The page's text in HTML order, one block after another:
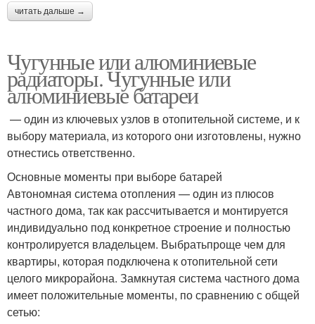
читать дальше →
Чугунные или алюминиевые
радиаторы. Чугунные или
алюминиевые батареи
— один из ключевых узлов в отопительной системе, и к
выбору материала, из которого они изготовлены, нужно
отнестись ответственно.
Основные моменты при выборе батарей
Автономная система отопления — один из плюсов
частного дома, так как рассчитывается и монтируется
индивидуально под конкретное строение и полностью
контролируется владельцем. Выбратьпроще чем для
квартиры, которая подключена к отопительной сети
целого микрорайона. Замкнутая система частного дома
имеет положительные моменты, по сравнению с общей
сетью: